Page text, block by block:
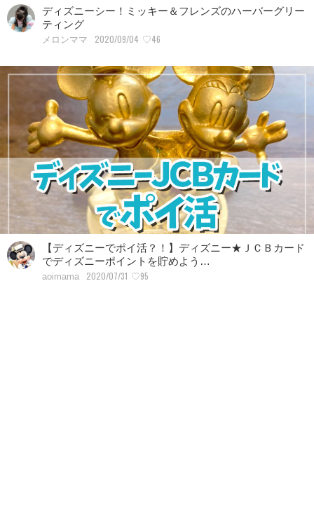
ディズニーシー！ミッキー＆フレンズのハーバーグリー
ティング
メロンママ 2020/09/04 ♡46
【ディズニーでポイ活？！】ディズニー★ＪＣＢカード
でディズニーポイントを貯めよう…
aoimama 2020/07/31 ♡95